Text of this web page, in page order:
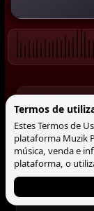
Termos de
Estes Termos de
plataforma Muzik
música, venda e
plataforma, o